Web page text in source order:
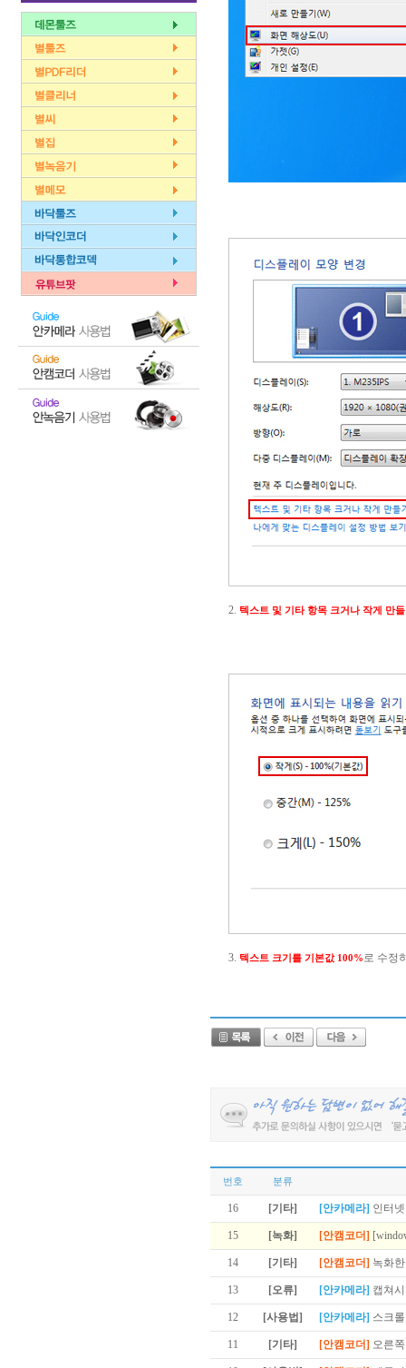
2. 텍스트 및 기타 항목 크거나 작게 만
3. 텍스트 크기를 기본값 100%로 수정
번호 분류
16 [기타] [안카메라] 인터
15 [녹화] [안캠코더]
14 [기타] [안캠코더] 녹화
13 [오류] [안카메라] 캡쳐
12 [사용법] [안카메라] 스크
11 [기타] [안캠코더] 오른